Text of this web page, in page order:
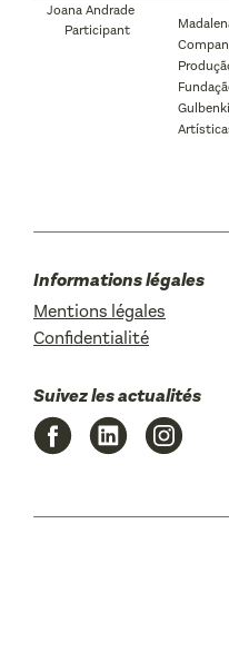
Joana Andrade
Participant
Informations légales
Mentions légales
Confidentialité
Suivez les actualités